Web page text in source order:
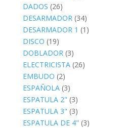
DADOS (26)
DESARMADOR (34)
DESARMADOR 1 (1)
DISCO (19)
DOBLADOR (3)
ELECTRICISTA (26)
EMBUDO (2)
ESPAÑOLA (3)
ESPATULA 2" (3)
ESPATULA 3" (3)
ESPATULA DE 4" (3)